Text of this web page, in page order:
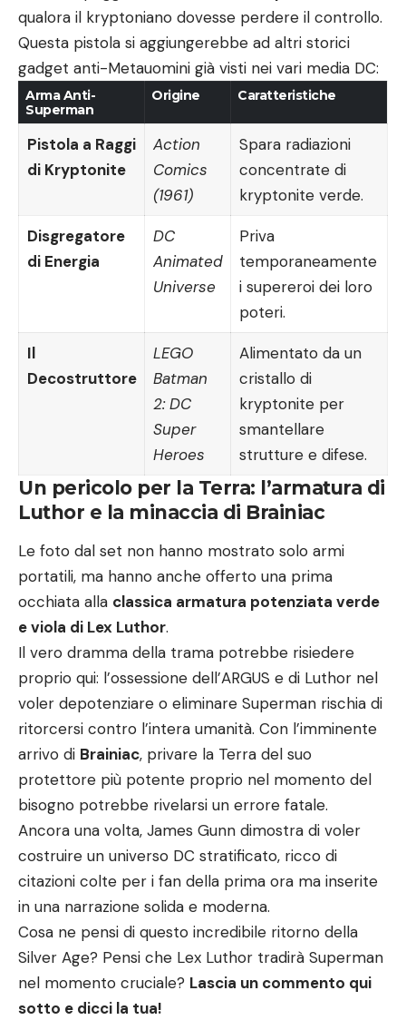
qualora il kryptoniano dovesse perdere il controllo.
Questa pistola si aggiungerebbe ad altri storici
gadget anti-Metauomini già visti nei vari media DC:
Arma Anti-
Superman
Origine Caratteristiche
Pistola a Raggi
di Kryptonite
Action
Comics
(1961)
Spara radiazioni
concentrate di
kryptonite verde.
Disgregatore
di Energia
DC
Animated
Universe
Priva
temporaneamente
i supereroi dei loro
poteri.
Il
Decostruttore
LEGO
Batman
2: DC
Super
Heroes
Alimentato da un
cristallo di
kryptonite per
smantellare
strutture e difese.
Un pericolo per la Terra: l’armatura di
Luthor e la minaccia di Brainiac
Le foto dal set non hanno mostrato solo armi
portatili, ma hanno anche offerto una prima
occhiata alla classica armatura potenziata verde
e viola di Lex Luthor.
Il vero dramma della trama potrebbe risiedere
proprio qui: l’ossessione dell’ARGUS e di Luthor nel
voler depotenziare o eliminare Superman rischia di
ritorcersi contro l’intera umanità. Con l’imminente
arrivo di Brainiac, privare la Terra del suo
protettore più potente proprio nel momento del
bisogno potrebbe rivelarsi un errore fatale.
Ancora una volta, James Gunn dimostra di voler
costruire un universo DC stratificato, ricco di
citazioni colte per i fan della prima ora ma inserite
in una narrazione solida e moderna.
Cosa ne pensi di questo incredibile ritorno della
Silver Age? Pensi che Lex Luthor tradirà Superman
nel momento cruciale? Lascia un commento qui
sotto e dicci la tua!